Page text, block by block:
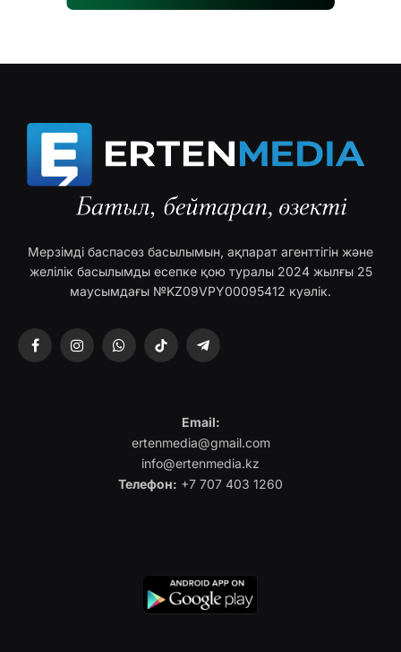
Мерзімді баспасөз басылымын, ақпарат агенттігін және
желілік басылымды есепке қою туралы 2024 жылғы 25
маусымдағы №KZ09VPY00095412 куәлік.
FacebookInstagramWhatsAppTikTok Telegram
Email:
ertenmedia@gmail.com
info@ertenmedia.kz
Телефон: +7 707 403 1260